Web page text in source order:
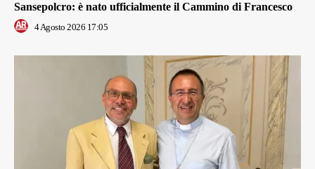
Sansepolcro: è nato ufficialmente il Cammino di Francesco
4 Agosto 2026 17:05